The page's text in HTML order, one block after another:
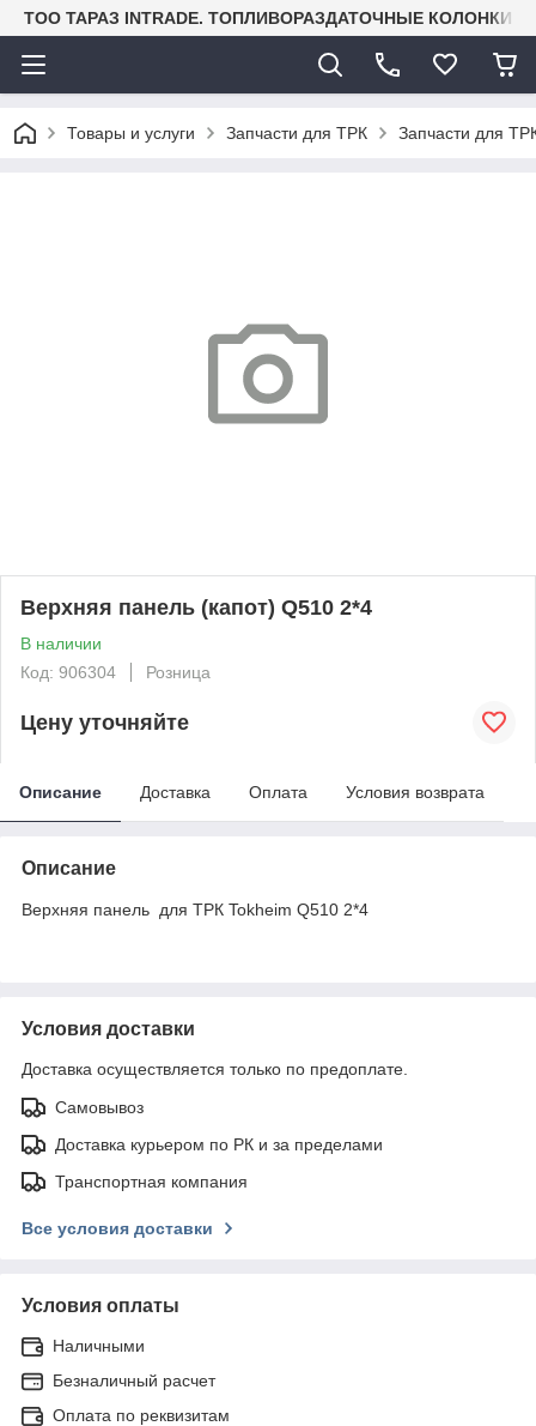
TOO ТАРАЗ INTRADE. ТОПЛИВОРАЗДАТОЧНЫЕ КОЛОНКИ
Товары и услуги Запчасти для ТРК Запчасти для
Верхняя панель (капот) Q510 2*4
В наличии
Код: 906304
Розница
Цену уточняйте
Описание Доставка Оплата Условия возврата
Описание
Верхняя панель для ТРК Tokheim Q510 2*4
Условия доставки
Доставка осуществляется только по предоплате.
Самовывоз
Доставка курьером по РК и за пределами
Транспортная компания
Все условия доставки
Условия оплаты
Наличными
Безналичный расчет
Оплата по реквизитам